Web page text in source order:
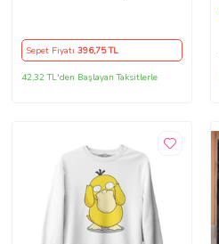
Sepet Fiyatı 396,75 TL
42,32 TL'den Başlayan Taksitlerle